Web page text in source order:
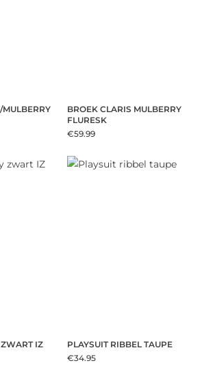
MULBERRY
BROEK CLARIS MULBERRY
FLURESK
€59.99
IZ
PLAYSUIT RIBBEL TAUPE
€34.95